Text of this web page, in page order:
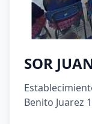
SOR
Benito Juarez